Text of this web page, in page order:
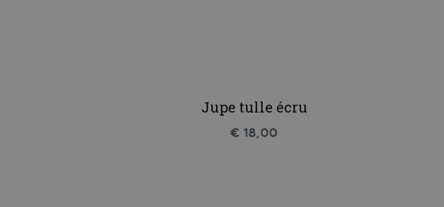
Jupe tulle écru
€ 18,00